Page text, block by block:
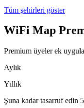
Tüm şehirleri göster
WiFi Map
Premium üyeler ek
Aylık
Yıllık
Şuna kadar tasarruf edin